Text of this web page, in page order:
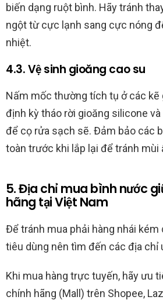
biến dạng ruột bình. Hãy tránh
ngột từ cực lạnh sang cực nóng
nhiệt.
4.3. Vệ sinh gioăng cao su
Nấm mốc thường tích tụ ở các kẽ
định kỳ tháo rời gioăng silicone
để cọ rửa sạch sẽ. Đảm bảo các
toàn trước khi lắp lại để tránh mùi
5. Địa chỉ mua bình nước
hãng tại Việt Nam
Để tránh mua phải hàng nhái
tiêu dùng nên tìm đến các địa chỉ
Khi mua hàng trực tuyến, hãy ưu
chính hãng (Mall) trên Shopee,